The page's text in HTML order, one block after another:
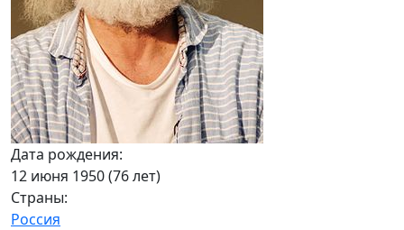
Дата рождения:
12 июня 1950 (76 лет)
Страны:
Россия